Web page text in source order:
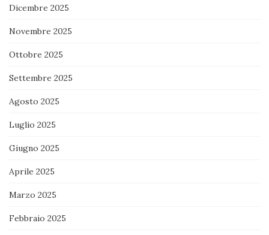
Dicembre 2025
Novembre 2025
Ottobre 2025
Settembre 2025
Agosto 2025
Luglio 2025
Giugno 2025
Aprile 2025
Marzo 2025
Febbraio 2025